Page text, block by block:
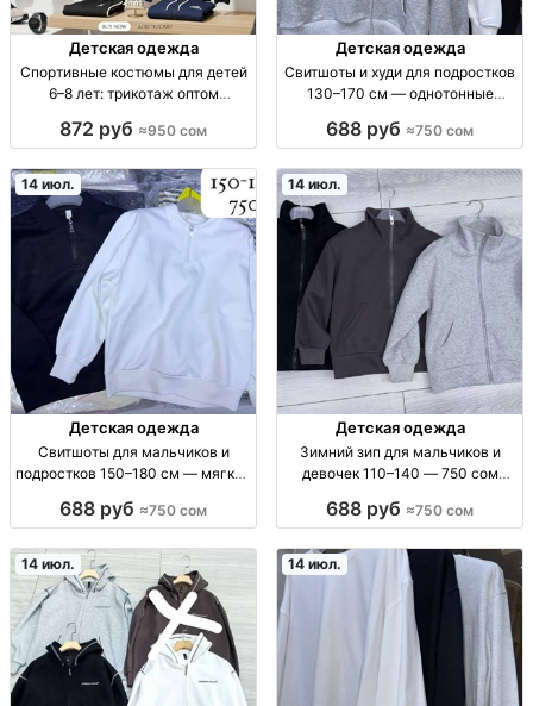
Детская одежда
Спортивные костюмы для детей
6–8 лет: трикотаж оптом
Спорт.костюм дет. трикотаж 6–8
школьный/спорт, повседневный.
872 руб ≈950 сом
Детская одежда
Свитшоты и худи для подростков
130–170 см — однотонные
худи/свитшоты, базовые
см, мягкий плотный трикотаж,
прия
688 руб ≈750 сом
14 июл.
Детская одежда
Свитшоты для мальчиков и
подростков 150–180 см — мягкий
свитшот детский/для подростка,
мягк.ткань, комфортная посадка,
аккуратн. п
688 руб ≈750 сом
14 июл.
Детская одежда
Зимний зип для мальчиков и
девочек 110–140 — 750 сом
ж), тёплая верх. одежда, рост
688 руб ≈750 сом
14 июл. 14 июл.